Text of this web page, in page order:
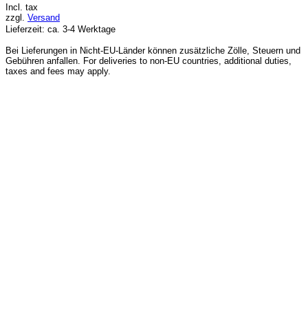
Incl. tax
zzgl. Versand
Lieferzeit: ca. 3-4 Werktage
Bei Lieferungen in Nicht-EU-Länder können zusätzliche Zölle, Steuern und
Gebühren anfallen. For deliveries to non-EU countries, additional duties,
taxes and fees may apply.